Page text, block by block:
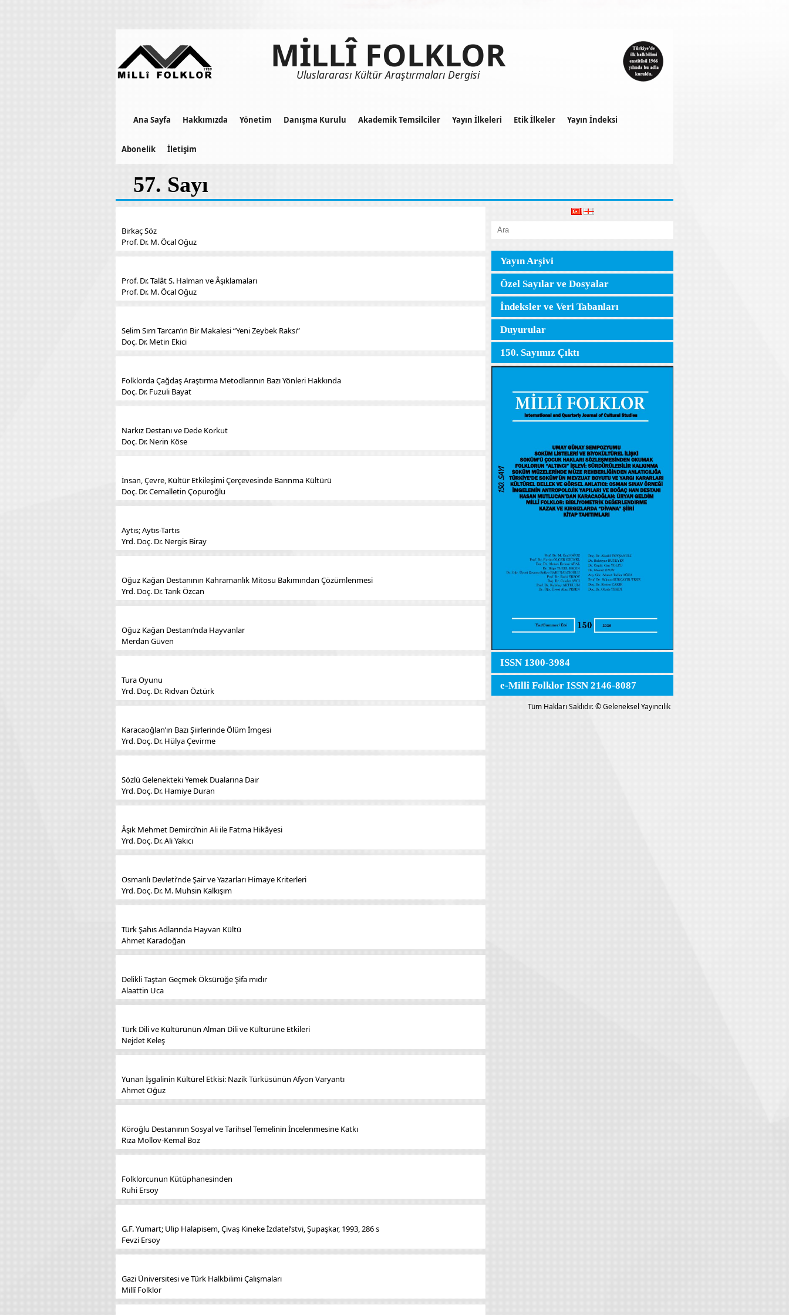
MİLLÎ FOLKLOR
Uluslararası Kültür Araştırmaları Dergisi
Ana Sayfa Hakkımızda Yönetim Danışma Kurulu Akademik Temsilciler Yayın İlkeleri Etik İlkeler Yayın İndeksi
Abonelik İletişim
57. Sayı
Birkaç Söz
Prof. Dr. M. Öcal Oğuz
Prof. Dr. Talât S. Halman ve Âşıklamaları
Prof. Dr. M. Öcal Oğuz
Selim Sırrı Tarcan’ın Bir Makalesi “Yeni Zeybek Raksı”
Doç. Dr. Metin Ekici
Folklorda Çağdaş Araştırma Metodlarının Bazı Yönleri Hakkında
Doç. Dr. Fuzuli Bayat
Narkız Destanı ve Dede Korkut
Doç. Dr. Nerin Köse
İnsan, Çevre, Kültür Etkileşimi Çerçevesinde Barınma Kültürü
Doç. Dr. Cemalletin Çopuroğlu
Aytıs; Aytıs-Tartıs
Yrd. Doç. Dr. Nergis Biray
Oğuz Kağan Destanının Kahramanlık Mitosu Bakımından Çözümlenmesi
Yrd. Doç. Dr. Tarık Özcan
Oğuz Kağan Destanı’nda Hayvanlar
Merdan Güven
Tura Oyunu
Yrd. Doç. Dr. Rıdvan Öztürk
Karacaoğlan’ın Bazı Şiirlerinde Ölüm İmgesi
Yrd. Doç. Dr. Hülya Çevirme
Sözlü Gelenekteki Yemek Dualarına Dair
Yrd. Doç. Dr. Hamiye Duran
Âşık Mehmet Demirci’nin Ali ile Fatma Hikâyesi
Yrd. Doç. Dr. Ali Yakıcı
Osmanlı Devleti’nde Şair ve Yazarları Himaye Kriterleri
Yrd. Doç. Dr. M. Muhsin Kalkışım
Türk Şahıs Adlarında Hayvan Kültü
Ahmet Karadoğan
Delikli Taştan Geçmek Öksürüğe Şifa mıdır
Alaattin Uca
Türk Dili ve Kültürünün Alman Dili ve Kültürüne Etkileri
Nejdet Keleş
Yunan İşgalinin Kültürel Etkisi: Nazik Türküsünün Afyon Varyantı
Ahmet Oğuz
Köroğlu Destanının Sosyal ve Tarihsel Temelinin İncelenmesine Katkı
Rıza Mollov-Kemal Boz
Folklorcunun Kütüphanesinden
Ruhi Ersoy
G.F. Yumart; Ulip Halapisem, Çivaş Kineke İzdatel’stvi, Şupaşkar, 1993, 286 s
Fevzi Ersoy
Gazi Üniversitesi ve Türk Halkbilimi Çalışmaları
Millî Folklor
Yayın Arşivi
Özel Sayılar ve Dosyalar
İndeksler ve Veri Tabanları
Duyurular
150. Sayımız Çıktı
ISSN 1300-3984
e-Millî Folklor ISSN 2146-8087
Tüm Hakları Saklıdır. © Geleneksel Yayıncılık